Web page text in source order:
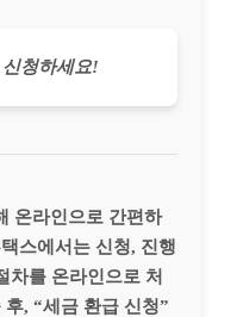
청하세요!
온라인으로 간편하
스에서는 신청, 진행
차를 온라인으로 처
, “세금 환급 신청”